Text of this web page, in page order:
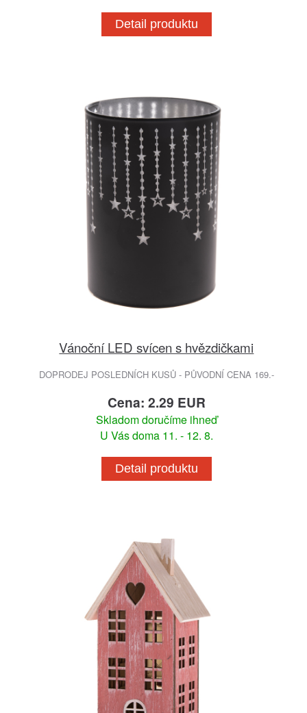
Detail produktu
Vánoční LED svícen s hvězdičkami
DOPRODEJ POSLEDNÍCH KUSŮ - PŮVODNÍ CENA 169.-
Cena: 2.29 EUR
Skladom doručíme ihneď
U Vás doma 11. - 12. 8.
Detail produktu